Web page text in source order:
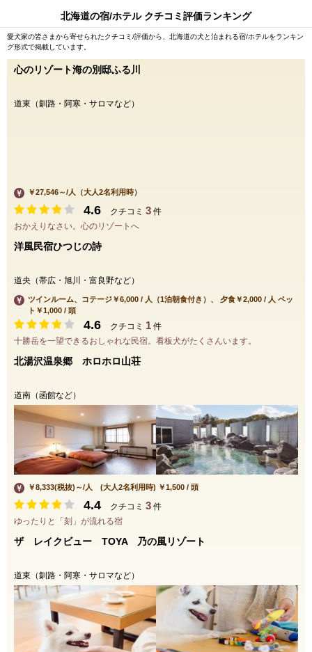
北海道の宿/ホテル クチコミ評価ランキング
愛犬家の皆さまから寄せられたクチコミ/評価から、北海道の犬と泊まれる宿/ホテルをランキン
グ形式で掲載しています。
心のリゾート海の別邸ふる川
道東（釧路・阿寒・サロマなど）
￥27,546～/人（大人2名利用時）
4.6 クチコミ 3 件
おかえりなさい。心のリゾートへ
洋風民宿ひつじの詩
道央（帯広・旭川・富良野など）
ツインルーム、コテージ￥6,000 / 人（1泊朝食付き）、 夕食￥2,000 / 人 ペッ
ト￥1,000 / 頭
4.6 クチコミ 1 件
十勝岳を一望できるおしゃれな民宿。看板犬がたくさんいます。
北湯沢温泉郷 ホロホロ山荘
道南（函館など）
￥8,333(税抜)～/人 (大人2名利用時) ￥1,500 / 頭
4.4 クチコミ 3 件
ゆったりと「刻」が流れる宿
ザ レイクビュー TOYA 乃の風リゾート
道東（釧路・阿寒・サロマなど）